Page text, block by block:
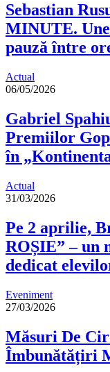
Sebastian
MINUTE.
pauză între
Actual
06/05/2026
Gabriel
Premiilor
în
Actual
31/03/2026
Pe 2 aprilie,
ROȘIE” – un
dedicat
Eveniment
27/03/2026
Măsuri De
Îmbunătățiri